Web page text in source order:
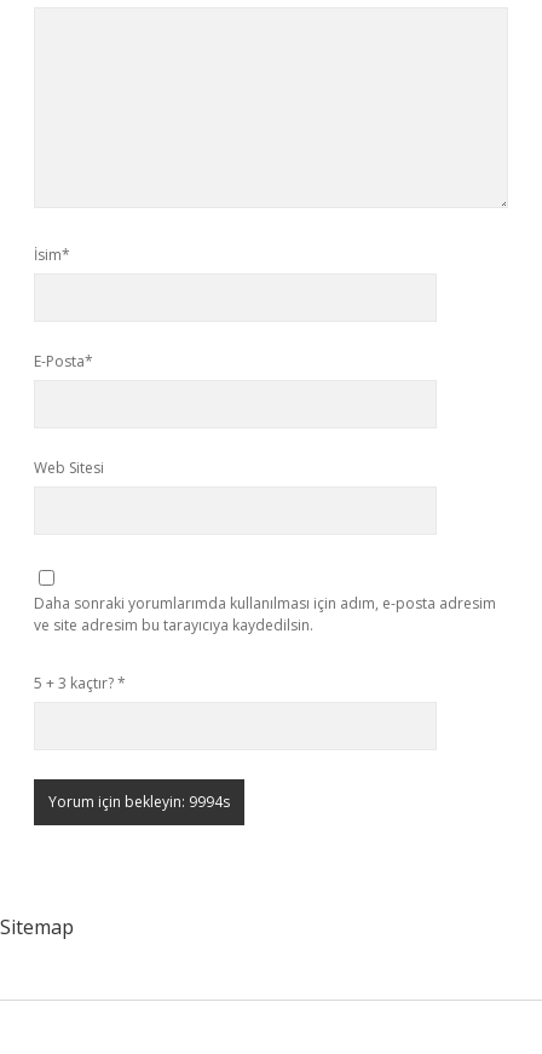
İsim*
E-Posta*
Web Sitesi
Daha sonraki yorumlarımda kullanılması için adım, e-posta adresim
ve site adresim bu tarayıcıya kaydedilsin.
5 + 3 kaçtır?*
Sitemap